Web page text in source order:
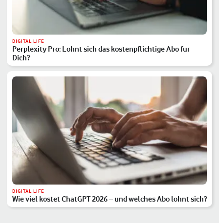
DIGITAL LIFE
Perplexity Pro: Lohnt sich das kostenpflichtige Abo für
Dich?
DIGITAL LIFE
Wie viel kostet ChatGPT 2026 – und welches Abo lohnt sich?